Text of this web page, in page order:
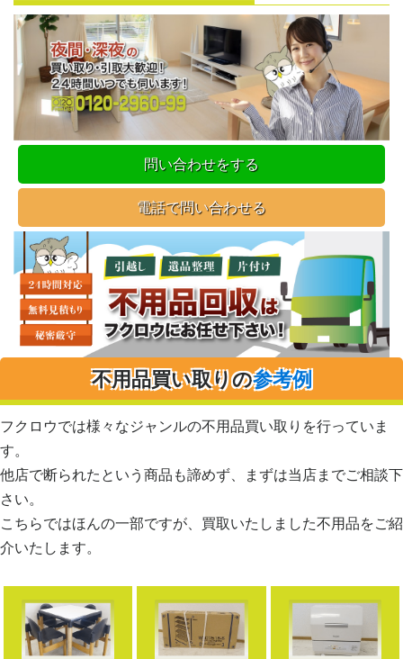
問い合わせをする
電話で問い合わせる
不用品買い取りの参考例
フクロウでは様々なジャンルの不用品買い取りを行っていま
す。
他店で断られたという商品も諦めず、まずは当店までご相談下
さい。
こちらではほんの一部ですが、買取いたしました不用品をご紹
介いたします。